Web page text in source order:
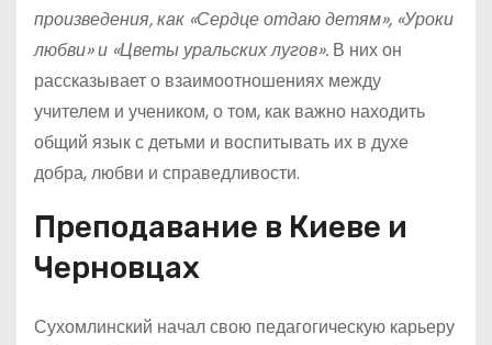
произведения, как «Сердце отдаю детям», «Уроки
любви» и «Цветы уральских лугов». В них он
рассказывает о взаимоотношениях между
учителем и учеником, о том, как важно находить
общий язык с детьми и воспитывать их в духе
добра, любви и справедливости.
Преподавание в Киеве и
Черновцах
Сухомлинский начал свою педагогическую карьеру